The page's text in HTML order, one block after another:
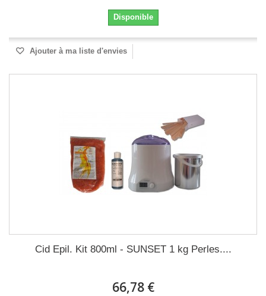
Disponible
Ajouter à ma liste d'envies
Cid Epil. Kit 800ml - SUNSET 1 kg Perles....
66,78 €